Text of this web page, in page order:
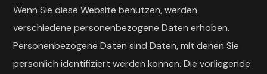
Wenn Sie diese Website benutzen, werden
verschiedene personenbezogene Daten erhoben.
Personenbezogene Daten sind Daten, mit denen Sie
persönlich identifiziert werden können. Die vorliegende